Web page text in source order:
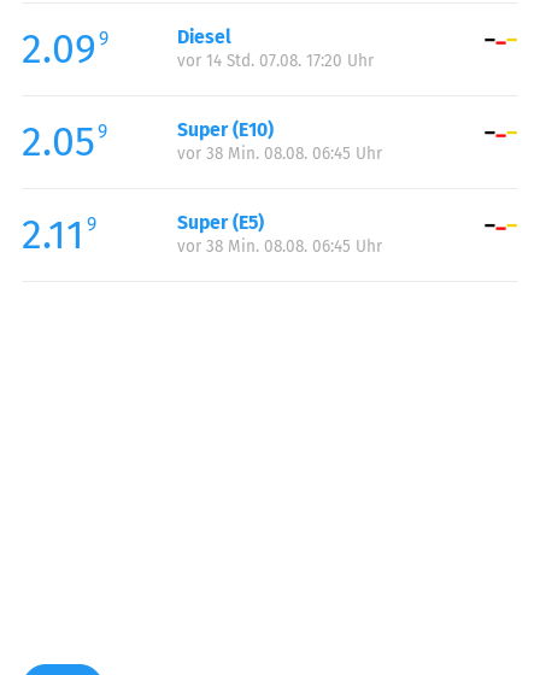
Mittwoch:
00:00-24:00
Donnerstag:
Samstag:
00:00-24:00
Sonntag:
2.09 9 Diesel
vor 14 Std. 07.08. 17:20 Uhr
2.059 Super (E10)
vor 38 Min. 08.08. 06:45 Uhr
2.11 9 Super (E5)
vor 38 Min. 08.08. 06:45 Uhr